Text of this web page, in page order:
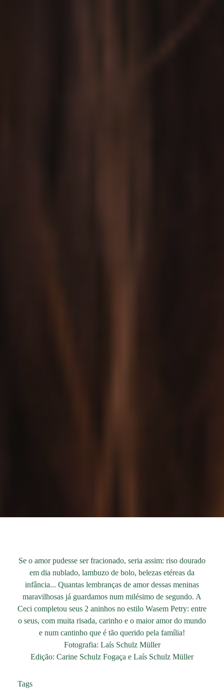
Se o amor pudesse ser fracionado, seria assim: riso dourado
em dia nublado, lambuzo de bolo, belezas etéreas da
infância... Quantas lembranças de amor dessas meninas
maravilhosas já guardamos num milésimo de segundo. A
Ceci completou seus 2 aninhos no estilo Wasem Petry: entre
o seus, com muita risada, carinho e o maior amor do mundo
e num cantinho que é tão querido pela família!
Fotografia: Laís Schulz Müller
Edição: Carine Schulz Fogaça e Laís Schulz Müller
Tags